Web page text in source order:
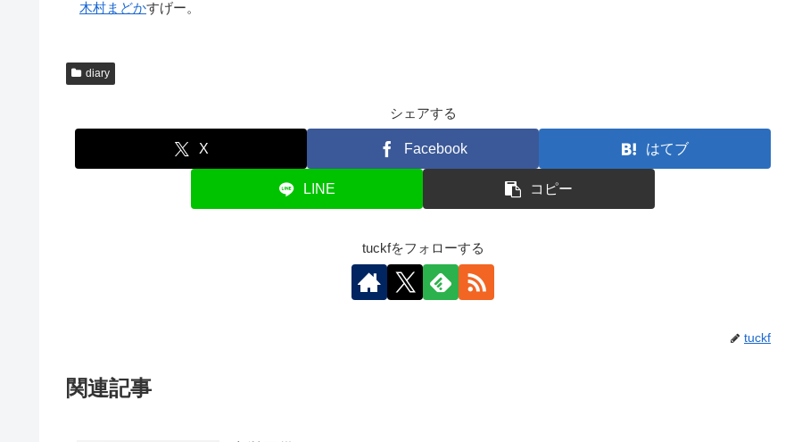
木村まどかすげー。
diary
シェアする
X Facebook はてブ
LINE コピー
tuckfをフォローする
tuckf
関連記事